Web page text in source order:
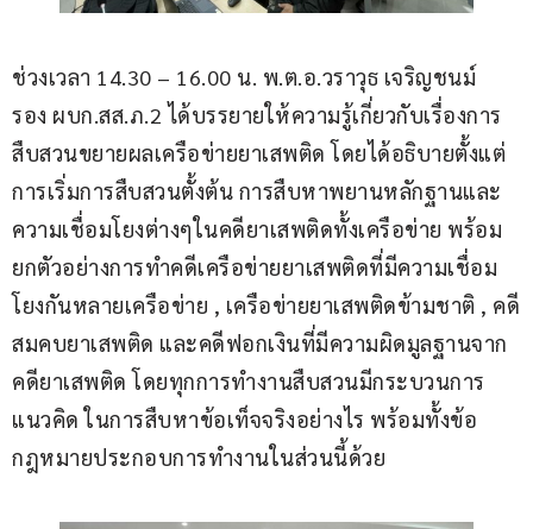
ช่วงเวลา 14.30 – 16.00 น. พ.ต.อ.วราวุธ เจริญชนม์
รอง ผบก.สส.ภ.2 ได้บรรยายให้ความรู้เกี่ยวกับเรื่องการ
สืบสวนขยายผลเครือข่ายยาเสพติด โดยได้อธิบายตั้งแต่
การเริ่มการสืบสวนตั้งต้น การสืบหาพยานหลักฐานและ
ความเชื่อมโยงต่างๆในคดียาเสพติดทั้งเครือข่าย พร้อม
ยกตัวอย่างการทำคดีเครือข่ายยาเสพติดที่มีความเชื่อม
โยงกันหลายเครือข่าย , เครือข่ายยาเสพติดข้ามชาติ , คดี
สมคบยาเสพติด และคดีฟอกเงินที่มีความผิดมูลฐานจาก
คดียาเสพติด โดยทุกการทำงานสืบสวนมีกระบวนการ
แนวคิด ในการสืบหาข้อเท็จจริงอย่างไร พร้อมทั้งข้อ
กฎหมายประกอบการทำงานในส่วนนี้ด้วย